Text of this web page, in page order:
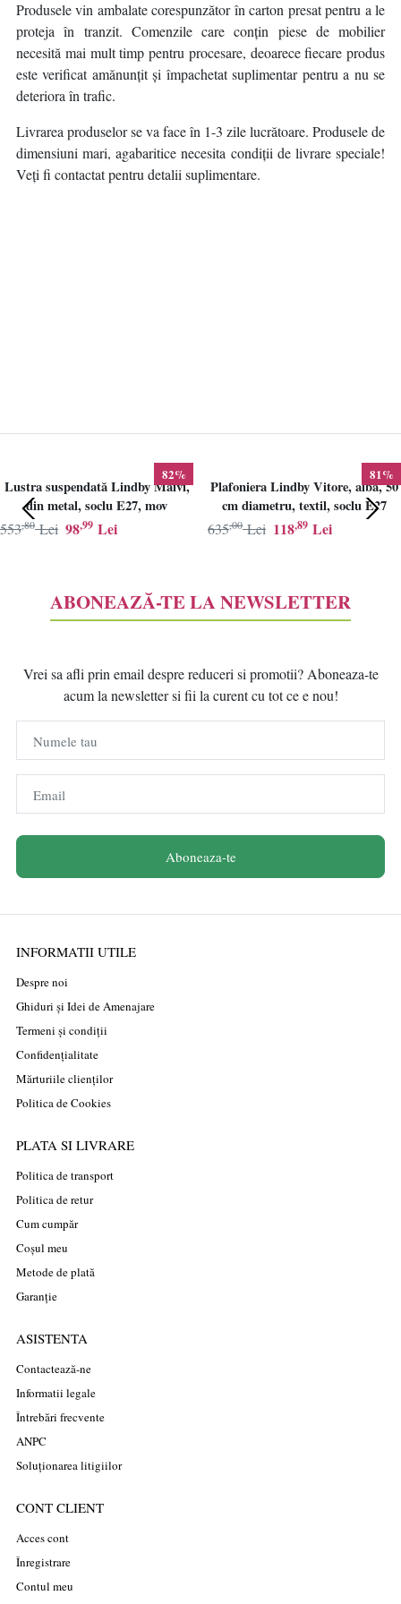
Produsele vin ambalate corespunzător în carton presat pentru a le
proteja în tranzit. Comenzile care conțin piese de mobilier
necesită mai mult timp pentru procesare, deoarece fiecare produs
este verificat amănunțit și împachetat suplimentar pentru a nu se
deteriora în trafic.
Livrarea produselor se va face în 1-3 zile lucrătoare. Produsele de
dimensiuni mari, agabaritice necesita condiții de livrare speciale!
Veți fi contactat pentru detalii suplimentare.
82%
Lustra suspendată Lindby Maivi,
din metal, soclu E27, mov
98,99 Lei
553,80 Lei
81%
Plafoniera Lindby Vitore, alba, 50
cm diametru, textil, soclu E27
118,89 Lei
635,00 Lei
ABONEAZĂ-TE LA NEWSLETTER
Vrei sa afli prin email despre reduceri si promotii? Aboneaza-te
acum la newsletter si fii la curent cu tot ce e nou!
Numele tau
Email
Aboneaza-te
INFORMATII UTILE
Despre noi
Ghiduri și Idei de Amenajare
Termeni și condiții
Confidențialitate
Mărturiile clienților
Politica de Cookies
PLATA SI LIVRARE
Politica de transport
Politica de retur
Cum cumpăr
Coșul meu
Metode de plată
Garanție
ASISTENTA
Contactează-ne
Informatii legale
Întrebări frecvente
ANPC
Soluționarea litigiilor
CONT CLIENT
Acces cont
Înregistrare
Contul meu